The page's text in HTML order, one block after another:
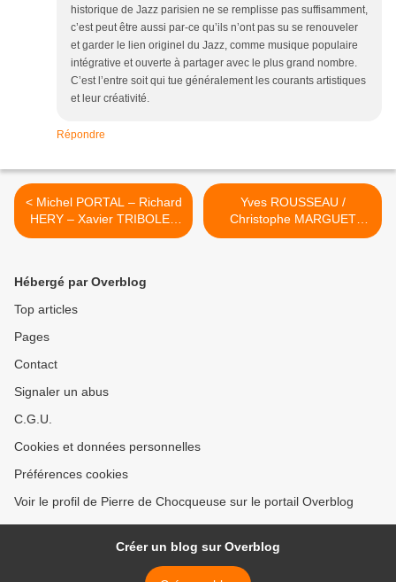
historique de Jazz parisien ne se remplisse pas suffisamment,
c’est peut être aussi par-ce qu’ils n’ont pas su se renouveler
et garder le lien originel du Jazz, comme musique populaire
intégrative et ouverte à partager avec le plus grand nombre.
C’est l’entre soit qui tue généralement les courants artistiques
et leur créativité.
Répondre
< Michel PORTAL – Richard
HERY – Xavier TRIBOLET
– Quatuor EBENE : “Eternal
Yves ROUSSEAU /
Christophe MARGUET
Quintet : “Spirit Dance”
Hébergé par Overblog
Top articles
Pages
Contact
Signaler un abus
C.G.U.
Cookies et données personnelles
Préférences cookies
Voir le profil de Pierre de Chocqueuse sur le portail Overblog
Créer un blog sur Overblog